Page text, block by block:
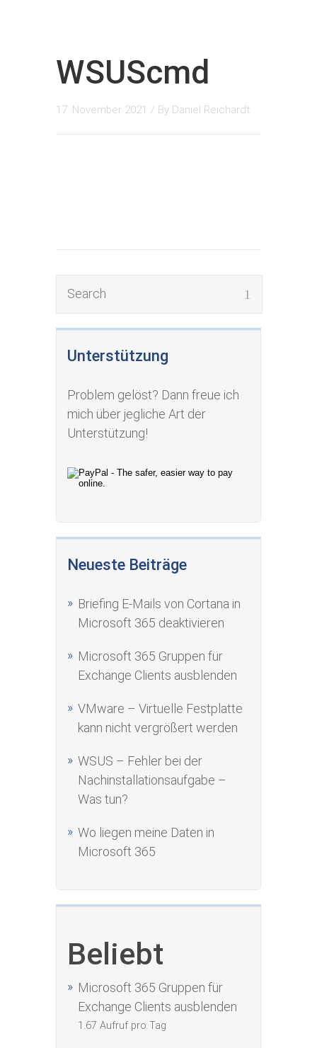
Unterstützung
Problem gelöst? Dann freue ich
mich über jegliche Art der
Unterstützung!
Neueste Beiträge
Briefing E-Mails von Cortana in
Microsoft 365 deaktivieren
Microsoft 365 Gruppen für
Exchange Clients ausblenden
VMware – Virtuelle Festplatte
kann nicht vergrößert werden
WSUS – Fehler bei der
Nachinstallationsaufgabe –
Was tun?
Wo liegen meine Daten in
Microsoft 365
Beliebt
Microsoft 365 Gruppen für
Exchange Clients ausblenden
1.67 Aufruf pro Tag
WSUScmd
17. November 2021 / By Daniel Reichardt